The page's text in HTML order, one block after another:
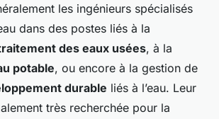
les ingénieurs spécialisés
dans des postes liés à la
des eaux usées, à la
potable, ou encore à la gestion de
durable liés à l’eau. Leur
très recherchée pour la